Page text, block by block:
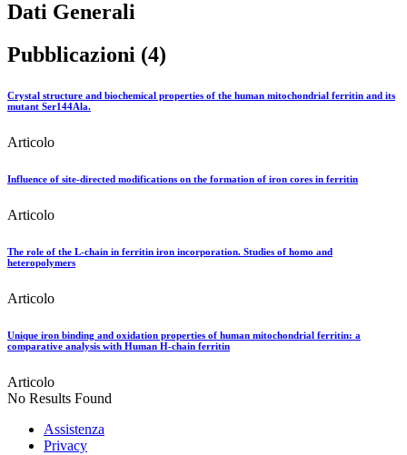
Dati Generali
Pubblicazioni (4)
Crystal structure and biochemical properties of the human mitochondrial ferritin and its
mutant Ser144Ala.
Articolo
Influence of site-directed modifications on the formation of iron cores in ferritin
Articolo
The role of the L-chain in ferritin iron incorporation. Studies of homo and
heteropolymers
Articolo
Unique iron binding and oxidation properties of human mitochondrial ferritin: a
comparative analysis with Human H-chain ferritin
Articolo
No Results Found
Assistenza
Privacy